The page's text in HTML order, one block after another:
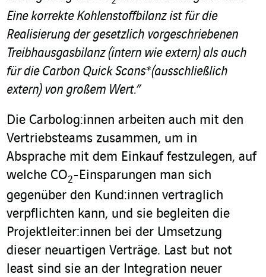
Eine korrekte Kohlenstoffbilanz ist für die
Realisierung der gesetzlich vorgeschriebenen
Treibhausgasbilanz (intern wie extern) als auch
für die Carbon Quick Scans* (ausschließlich
extern) von großem Wert.”
Die Carbolog:innen arbeiten auch mit den
Vertriebsteams zusammen, um in
Absprache mit dem Einkauf festzulegen, auf
welche CO2-Einsparungen man sich
gegenüber den Kund:innen vertraglich
verpflichten kann, und sie begleiten die
Projektleiter:innen bei der Umsetzung
dieser neuartigen Verträge. Last but not
least sind sie an der Integration neuer